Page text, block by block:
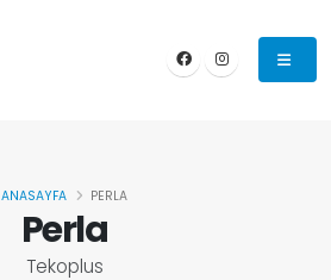
Perla
Tekoplus
ANASAYFA PERLA